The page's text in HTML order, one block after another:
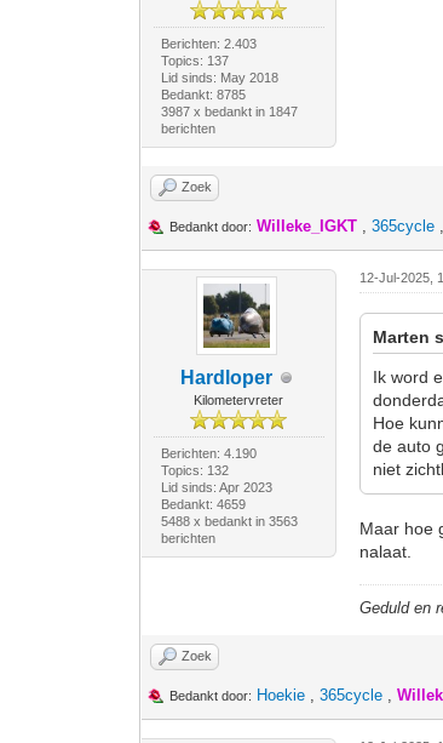
Berichten: 2.403
Topics: 137
Lid sinds: May 2018
Bedankt: 8785
3987 x bedankt in 1847
berichten
Zoek
Bedankt door: Willeke_IGKT ,365cycle ,
Hardloper
Kilometervreter
Berichten: 4.190
Topics: 132
Lid sinds: Apr 2023
Bedankt: 4659
5488 x bedankt in 3563
berichten
12-Jul-2025,
Marten
Ik word
Hoe
de auto
niet
Maar hoe
nalaat.
Geduld en
Zoek
Bedankt door: Hoekie ,365cycle ,